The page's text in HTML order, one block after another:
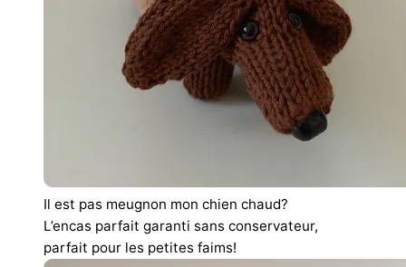
Il est pas meugnon mon chien chaud?
L’encas parfait garanti sans conservateur,
parfait pour les petites faims!